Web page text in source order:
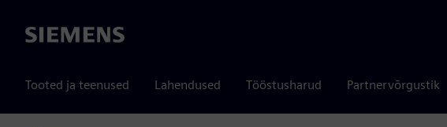
Siemens
Tooted ja teenused Lahendused Tööstusharud Partnervõrgustik